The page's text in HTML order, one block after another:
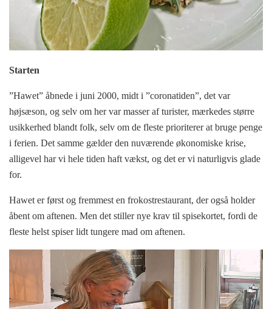
Starten
”Hawet” åbnede i juni 2000, midt i ”coronatiden”, det var
højsæson, og selv om her var masser af turister, mærkedes større
usikkerhed blandt folk, selv om de fleste prioriterer at bruge penge
i ferien. Det samme gælder den nuværende økonomiske krise,
alligevel har vi hele tiden haft vækst, og det er vi naturligvis glade
for.
Hawet er først og fremmest en frokostrestaurant, der også holder
åbent om aftenen. Men det stiller nye krav til spisekortet, fordi de
fleste helst spiser lidt tungere mad om aftenen.